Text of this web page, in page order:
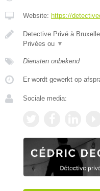
Website: https://
Detective Privé à
Privées ou ▼
Diensten onbekend
Er wordt gewerkt op
Sociale media: